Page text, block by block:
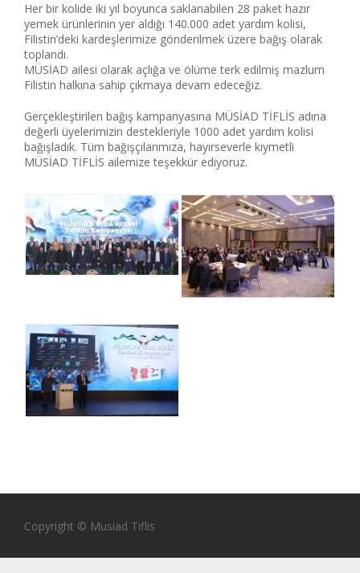
Her bir kolide iki yıl boyunca saklanabilen 28 paket hazır
yemek ürünlerinin yer aldığı 140.000 adet yardım kolisi,
Filistin’deki kardeşlerimize gönderilmek üzere bağış olarak
toplandı.
MÜSİAD ailesi olarak açlığa ve ölüme terk edilmiş mazlum
Filistin halkına sahip çıkmaya devam edeceğiz.
Gerçekleştirilen bağış kampanyasına MÜSİAD TİFLİS adına
değerli üyelerimizin destekleriyle 1000 adet yardım kolisi
bağışladık. Tüm bağışçılarımıza, hayırseverle kıymetli
MÜSİAD TİFLİS ailemize teşekkür ediyoruz.
Copyright © Musiad Tiflis